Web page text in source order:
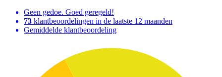
Geen gedoe. Goed geregeld!
73 klantbeoordelingen in de laatste 12 maanden
Gemiddelde klantbeoordeling